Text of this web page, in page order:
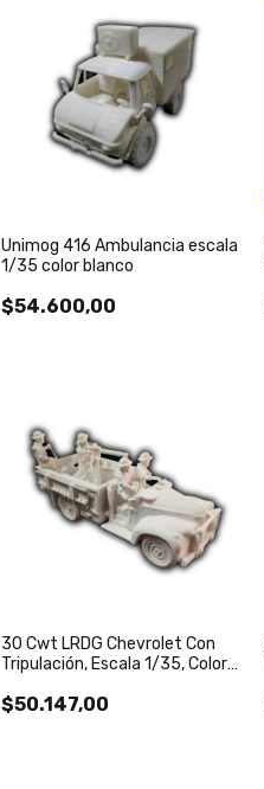
Unimog 416 Ambulancia escala
1/35 color blanco
$54.600,00
30 Cwt LRDG Chevrolet Con
Tripulación, Escala 1/35, Color
$50.147,00